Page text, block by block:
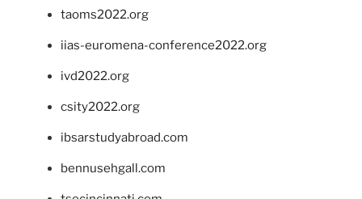
taoms2022.org
iias-euromena-conference2022.org
ivd2022.org
csity2022.org
ibsarstudyabroad.com
bennusehgall.com